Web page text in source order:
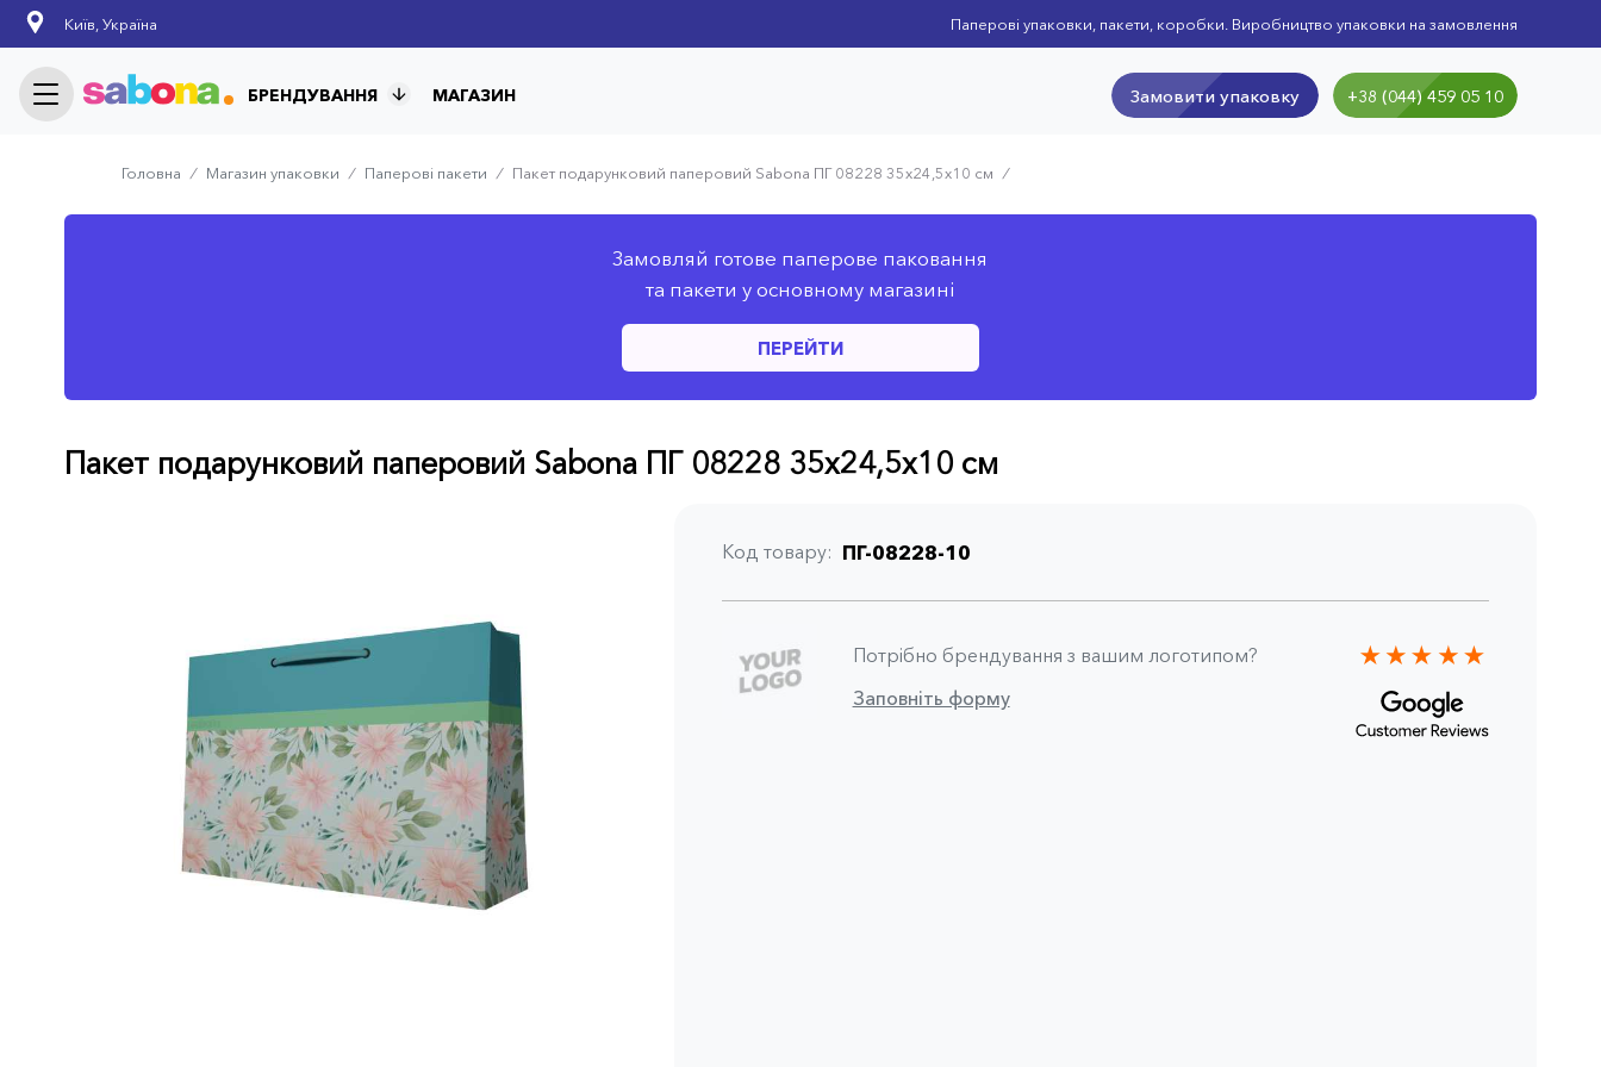
Skip
content
Київ, Україна Паперові упаковки, пакети, коробки. Виробництво упаковки на замовлення
БРЕНДУВАННЯ МАГАЗИН +38 (044) 459 05 10
Замовити упаковку
Головна ⁄ Магазин упаковки ⁄ Паперові пакети ⁄ Пакет подарунковий паперовий Sabona ПГ 08228 35x24,5x10 см ⁄
Замовляй готове паперове паковання
та пакети у основному магазині
ПЕРЕЙТИ
Пакет подарунковий паперовий Sabona ПГ 08228 35x24,5x10 см
Код товару ПГ-08228-10
Потрібно брендування з вашим логотипом?
Заповніть форму